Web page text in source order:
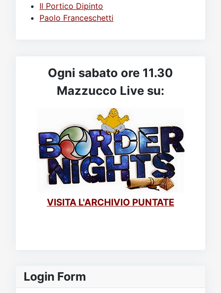
Login Form
Il Portico Dipinto
Paolo Franceschetti
Ogni sabato ore 11.30
Mazzucco Live su:
VISITA L'ARCHIVIO PUNTATE